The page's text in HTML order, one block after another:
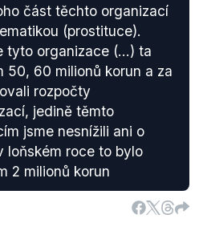
část těchto organizací
(prostituce).
tyto organizace (...) ta
50, 60 milionů korun a za
rozpočty
jedině těmto
jsme nesnížili ani o
loňském roce to bylo
2 milionů korun